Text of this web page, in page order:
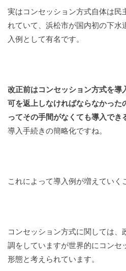
実はコンセッション方式自体は民
れていて、浜松市が国内初の下水
入例として有名です。
改正前はコンセッション方式を導
可を返上しなければならなかっ
ってその手間がなくても導入でき
導入手続きの簡略化ですね。
これによって導入例が増えていく
コンセッション方式に関しては、
調をしていますが世界的にコンセ
形態と考えられています。